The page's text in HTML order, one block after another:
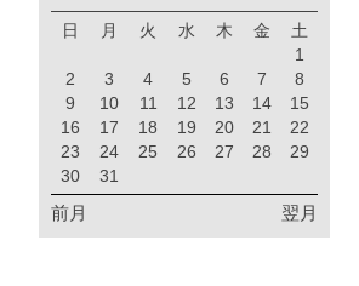
日 月 火 水 木 金
土
1
2
3 4 5 6 7
8
9
10 11 12 13 14
15
16
17 18 19 20 21
22
23
24 25 26 27 28
29
30
31
前月 翌月